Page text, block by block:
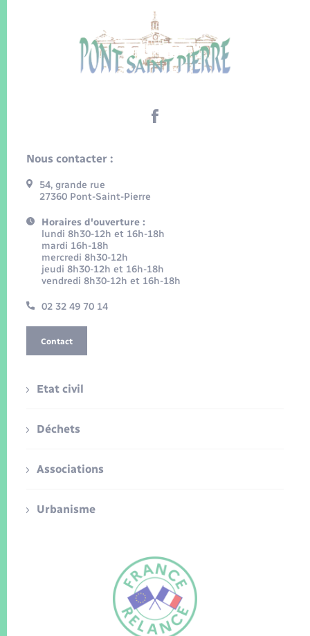
Nous contacter :
54, grande rue
27360 Pont-Saint-Pierre
Horaires d'ouverture :
lundi 8h30-12h et 16h-18h
mardi 16h-18h
mercredi 8h30-12h
jeudi 8h30-12h et 16h-18h
vendredi 8h30-12h et 16h-18h
02 32 49 70 14
Contact
Etat civil
Déchets
Associations
Urbanisme